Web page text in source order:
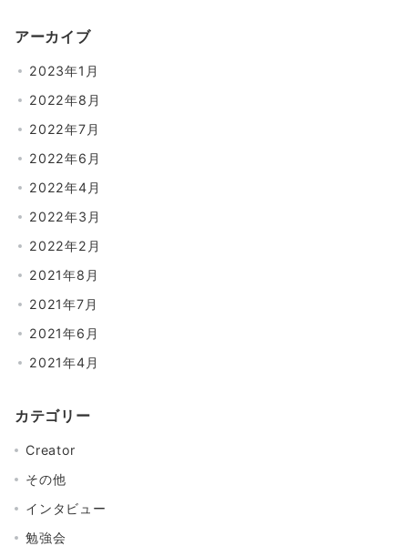
アーカイブ
2023年1月
2022年8月
2022年7月
2022年6月
2022年4月
2022年3月
2022年2月
2021年8月
2021年7月
2021年6月
2021年4月
カテゴリー
Creator
その他
インタビュー
勉強会